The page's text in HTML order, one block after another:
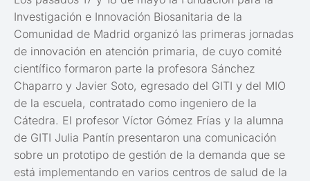
Investigación e Innovación Biosanitaria de la
Comunidad de Madrid organizó las primeras jornadas
de innovación en atención primaria, de cuyo comité
científico formaron parte la profesora Sánchez
Chaparro y Javier Soto, egresado del GITI y del MIO
de la escuela, contratado como ingeniero de la
Cátedra. El profesor Víctor Gómez Frías y la alumna
de GITI Julia Pantín presentaron una comunicación
sobre un prototipo de gestión de la demanda que se
está implementando en varios centros de salud de la